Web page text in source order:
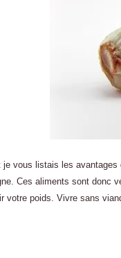
je vous listais les
Ces aliments sont donc
votre poids. Vivre sans